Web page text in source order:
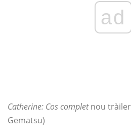
ad
Catherine: Cos completnou tràiler
Gematsu)